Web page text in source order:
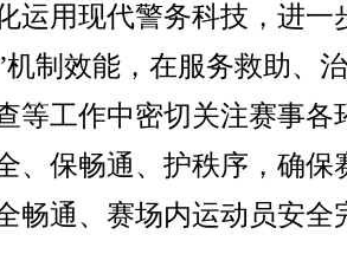
运用现代警务科技，进一
机制效能，在服务救助、
等工作中密切关注赛事各
、保畅通、护秩序，确保
畅通、赛场内运动员安全